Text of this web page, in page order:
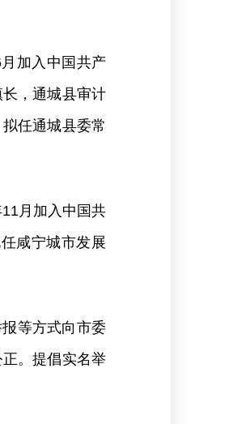
加入中国共产
，通城县审计
任通城县委常
月加入中国共
咸宁城市发展
等方式向市委
。提倡实名举